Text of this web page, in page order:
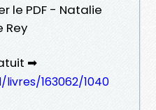
le PDF - Natalie
Rey
➡
163062/1040